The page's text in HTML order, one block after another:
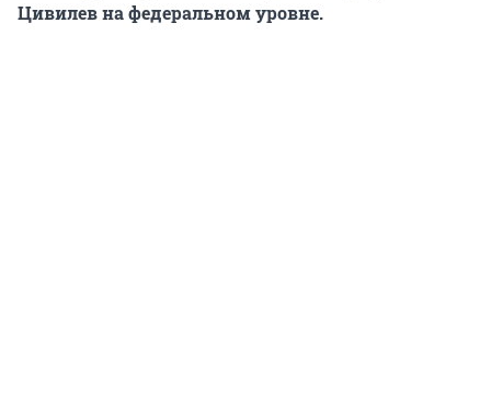
Цивилев на федеральном уровне.